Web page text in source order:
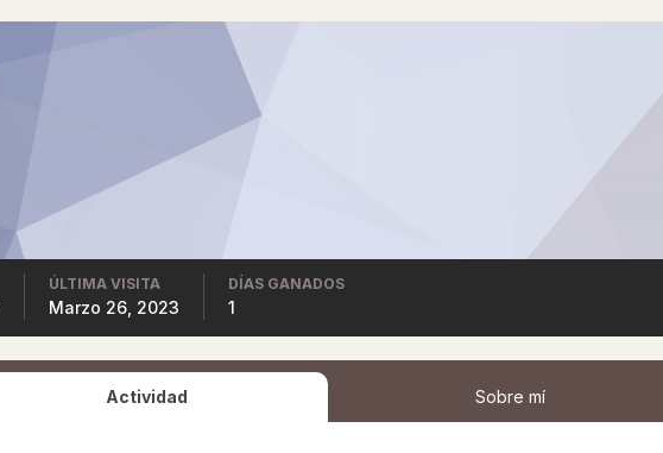
ÚLTIMA VISITA
Marzo 26, 2023
DÍAS GANADOS
1
Actividad Sobre mí